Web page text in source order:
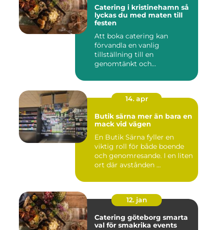
Catering i kristinehamn så
lyckas du med maten till
festen
Att boka catering kan
förvandla en vanlig
tillställning till en
genomtänkt och
14. apr
Butik särna mer än bara en
mack vid vägen
En Butik Särna fyller en
viktig roll för både boende
och genomresande. I en liten
ort där avstånden ...
12. jan
Catering göteborg smarta
val för smakrika events